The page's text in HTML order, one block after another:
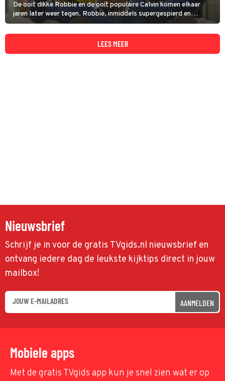
De ooit dikke Robbie en de ooit populaire Calvin komen elkaar
jaren later weer tegen. Robbie, inmiddels supergespierd en
werkzaam voor de CIA, kan Calvins hulp in Central Intelligence
goed gebruiken.
LEES MEER
Nieuwsbrief
Schrijf je in voor de gratis TVgids.nl nieuwsbrief en
ontvang iedere dag de leukste kijktips direct in jouw
mailbox!
AANMELDEN
Mobiele apps
Met de gratis TVgids app kun je snel zien wat er op